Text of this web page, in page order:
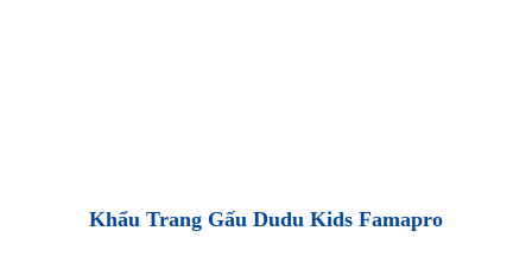
Khẩu Trang Gấu Dudu Kids Famapro